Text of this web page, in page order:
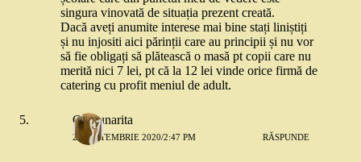
singura vinovată de situația prezent creată.
Dacă aveți anumite interese mai bine stați liniștiți
și nu injositi aici părinții care au principii și nu vor
să fie obligați să plătească o masă pt copii care nu
merită nici 7 lei, pt că la 12 lei vinde orice firmă de
catering cu profit meniul de adult.
Capsunarita
22 SEPTEMBRIE 2020/2:47 PM RĂSPUNDE